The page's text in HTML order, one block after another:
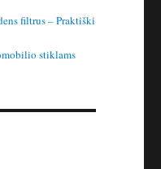
filtrus – Praktiški
stiklams